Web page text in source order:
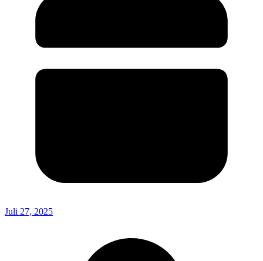
Juli 27, 2025